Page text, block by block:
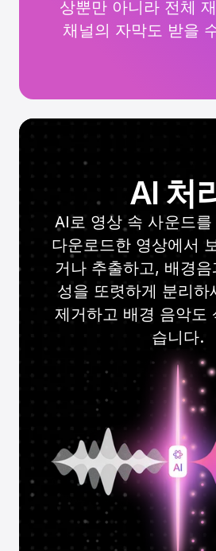
상뿐만 아니라 전체
채널의 자막도 받을
AI 처
AI로 영상 속 사운드
다운로드한 영상에서
거나 추출하고, 배경
성을 또렷하게 분리하
제거하고 배경 음악도
습니다.